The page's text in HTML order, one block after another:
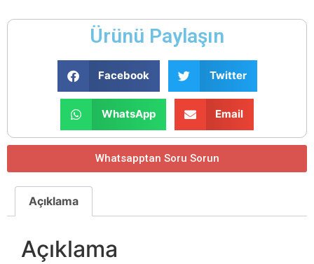
Ürünü Paylaşın
Facebook Twitter
WhatsApp Email
Whatsapptan Soru Sorun
Açıklama
Açıklama